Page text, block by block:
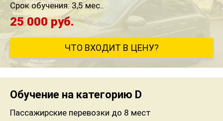
Срок обучения: 3,5 мес..
25 000 руб.
ЧТО ВХОДИТ В ЦЕНУ?
Обучение на категорию D
Пассажирские перевозки до 8 мест